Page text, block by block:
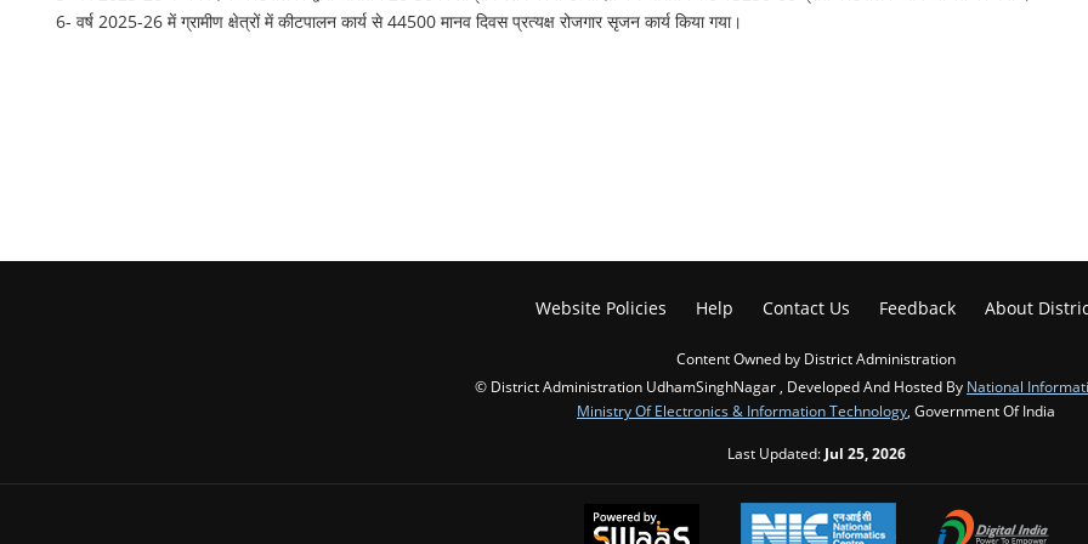
6- वर्ष 2025-26 में ग्रामीण क्षेत्रों में कीटपालन कार्य से 44500 मानव दिवस प्रत्यक्ष रोजगार सृजन कार्य किया गया।
Website Policies Help Contact Us Feedback About
Content Owned by District Administration
© District Administration UdhamSinghNagar , Developed And Hosted By National
Ministry Of Electronics & Information Technology , Government Of India
Last Updated: Jul 25, 2026